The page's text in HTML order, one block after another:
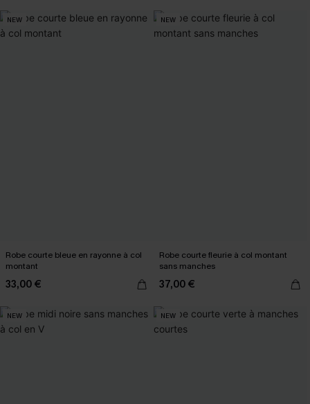
NEW
Robe courte bleue en rayonne à col
montant
33,00 €
NEW
Robe courte fleurie à col montant
sans manches
37,00 €
NEW NEW